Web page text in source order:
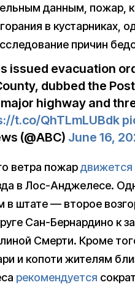
данным, пожар,
в кустарниках,
причин
issued evacuation
dubbed the
highway and
t.co/QhTLmLUBdk
(@ABC) June 16,
ветра пожардвижется
в Лос-Анджелесе.
в штате — второе
Сан-Бернардино к
Смерти. Кроме
и копоти жителям
рекомендуется